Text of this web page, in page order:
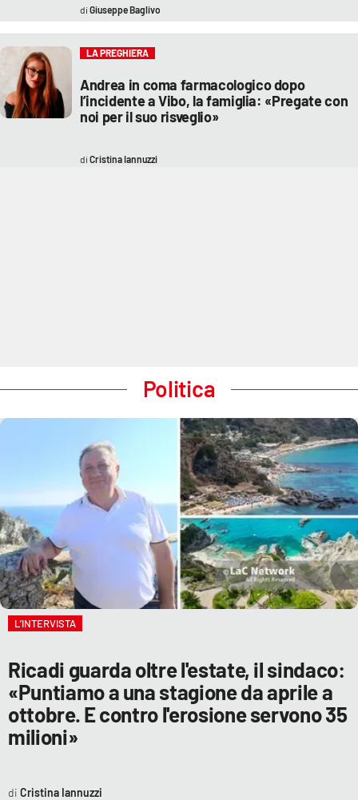
Giuseppe Baglivo
LA PREGHIERA
Andrea in coma farmacologico dopo
l’incidente a Vibo, la famiglia: «Pregate con
noi per il suo risveglio»
Cristina Iannuzzi
Politica
L’INTERVISTA
Ricadi guarda oltre l'estate, il sindaco:
«Puntiamo a una stagione da aprile a
ottobre. E contro l'erosione servono 35
milioni»
Cristina Iannuzzi